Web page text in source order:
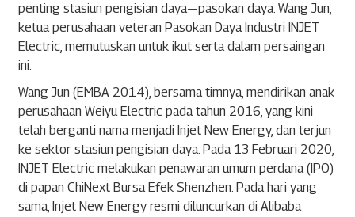
penting stasiun pengisian daya—pasokan daya. Wang Jun,
ketua perusahaan veteran Pasokan Daya Industri INJET
Electric, memutuskan untuk ikut serta dalam persaingan
ini.
Wang Jun (EMBA 2014), bersama timnya, mendirikan anak
perusahaan Weiyu Electric pada tahun 2016, yang kini
telah berganti nama menjadi Injet New Energy, dan terjun
ke sektor stasiun pengisian daya. Pada 13 Februari 2020,
INJET Electric melakukan penawaran umum perdana (IPO)
di papan ChiNext Bursa Efek Shenzhen. Pada hari yang
sama, Injet New Energy resmi diluncurkan di Alibaba